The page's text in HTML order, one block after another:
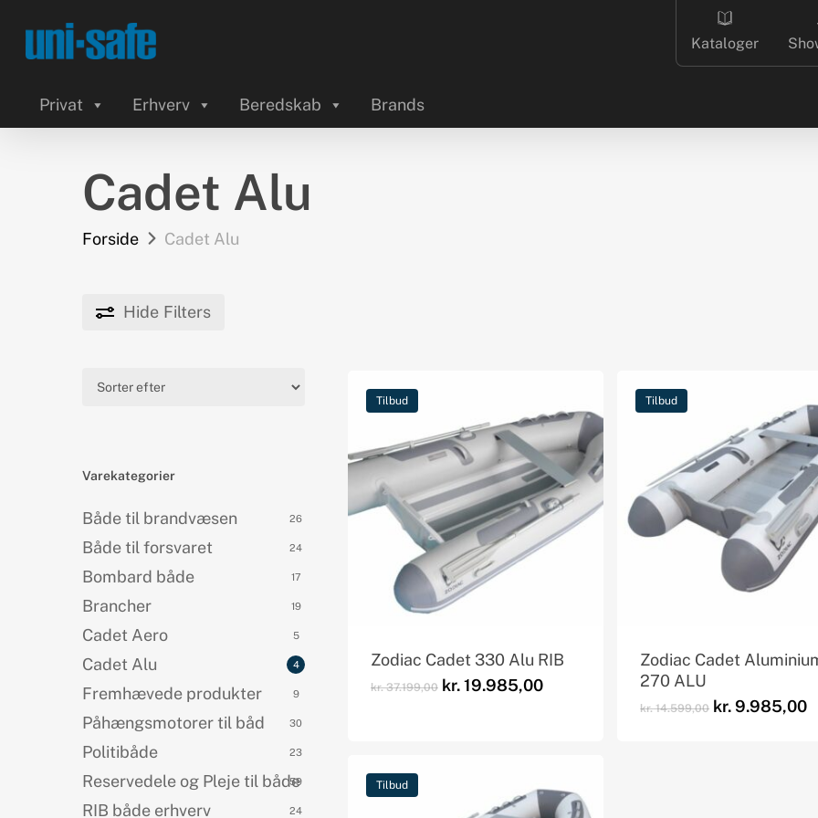
main
Kataloger
Privat Erhverv Beredskab Brands
Cadet Alu
Forside Cadet Alu
Hide Filters
Varekategorier
Både til brandvæsen 26
Både til forsvaret 24
Bombard både 17
Brancher 19
Cadet Aero 5
Cadet Alu 4
Fremhævede produkter 9
Påhængsmotorer til båd 30
Politibåde 23
Reservedele og Pleje til både
59
RIB både erhverv 24
Tilbud
Zodiac Cadet 330 Alu RIB
kr.37.199,00 Den
kr.19.985,00Den
Tilbud
Zodiac Cadet
270 ALU
kr.14.599,00 Den
kr. 9.985,00
Tilbud